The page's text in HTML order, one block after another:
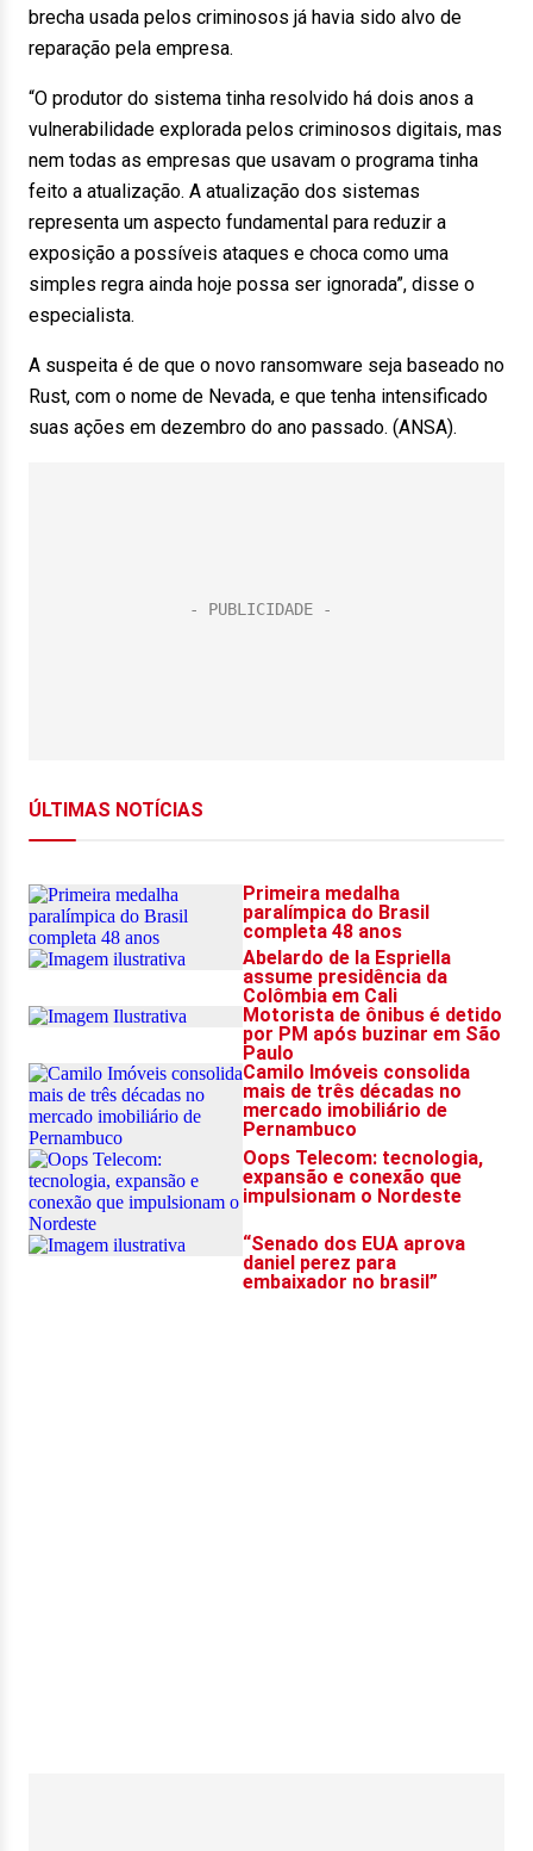
brecha usada pelos criminosos já havia sido alvo de
reparação pela empresa.
“O produtor do sistema tinha resolvido há dois anos a
vulnerabilidade explorada pelos criminosos digitais, mas
nem todas as empresas que usavam o programa tinha
feito a atualização. A atualização dos sistemas
representa um aspecto fundamental para reduzir a
exposição a possíveis ataques e choca como uma
simples regra ainda hoje possa ser ignorada”, disse o
especialista.
A suspeita é de que o novo ransomware seja baseado no
Rust, com o nome de Nevada, e que tenha intensificado
suas ações em dezembro do ano passado. (ANSA).